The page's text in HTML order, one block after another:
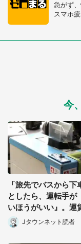
急がず
スマホ
今
「旅先でバスから下
としたら、運転手が
いほうがいい』。運
いでまで止めてきて
奈川県・60代男性）
Jタウンネット読者